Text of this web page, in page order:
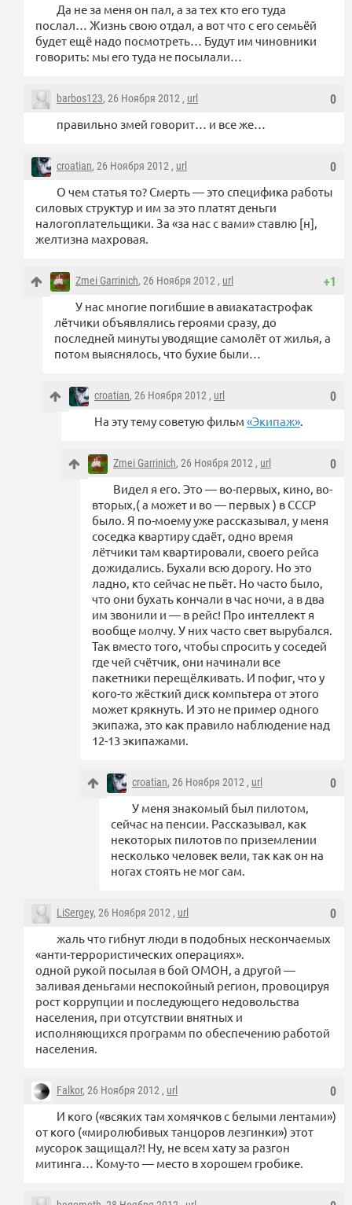
Да не за меня он пал, а за тех кто его туда
послал… Жизнь свою отдал, а вот что с его семьёй
будет ещё надо посмотреть… Будут им чиновники
говорить: мы его туда не посылали…
0
barbos123, 26 Ноября 2012 , url
правильно змей говорит… и все же…
0
croatian, 26 Ноября 2012 , url
О чем статья то? Смерть — это специфика работы
силовых структур и им за это платят деньги
налогоплательщики. За «за нас с вами» ставлю [н],
желтизна махровая.
+1
Zmei Garrinich, 26 Ноября 2012 , url
У нас многие погибшие в авиакатастрофак
лётчики объявлялись героями сразу, до
последней минуты уводящие самолёт от жилья, а
потом выяснялось, что бухие были…
0
croatian, 26 Ноября 2012 , url
На эту тему советую фильм «Экипаж».
0
Zmei Garrinich, 26 Ноября 2012 , url
Видел я его. Это — во-первых, кино, во-
вторых,( а может и во — первых ) в СССР
было. Я по-моему уже рассказывал, у меня
соседка квартиру сдаёт, одно время
лётчики там квартировали, своего рейса
дожидались. Бухали всю дорогу. Но это
ладно, кто сейчас не пьёт. Но часто было,
что они бухать кончали в час ночи, а в два
им звонили и — в рейс! Про интеллект я
вообще молчу. У них часто свет вырубался.
Так вместо того, чтобы спросить у соседей
где чей счётчик, они начинали все
пакетники перещёлкивать. И пофиг, что у
кого-то жёсткий диск компьтера от этого
может крякнуть. И это не пример одного
экипажа, это как правило наблюдение над
12-13 экипажами.
0
croatian, 26 Ноября 2012 , url
У меня знакомый был пилотом,
сейчас на пенсии. Рассказывал, как
некоторых пилотов по приземлении
несколько человек вели, так как он на
ногах стоять не мог сам.
0
LiSergey, 26 Ноября 2012 , url
жаль что гибнут люди в подобных нескончаемых
«анти-террористических операциях».
одной рукой посылая в бой ОМОН, а другой —
заливая деньгами неспокойный регион, провоцируя
рост коррупции и последующего недовольства
населения, при отсутствии внятных и
исполняющихся программ по обеспечению работой
населения.
0
Falkor, 26 Ноября 2012 , url
И кого («всяких там хомячков с белыми лентами»)
от кого («миролюбивых танцоров лезгинки») этот
мусорок защищал?! Ну, не всем хату за разгон
митинга… Кому-то — место в хорошем гробике.